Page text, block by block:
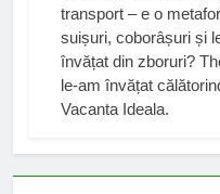
transport – e o
suișuri, coborâșuri și
învățat din zboruri?
le-am învățat
Vacanta Ideala.